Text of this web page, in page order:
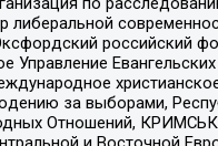
либеральной
российский
Евангельских
за выборами,
Отношений,